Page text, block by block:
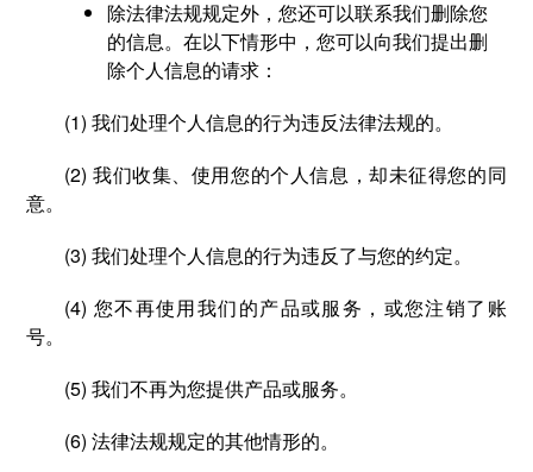
除法律法规规定外，您还可以联系我们删除您
的信息。在以下情形中，您可以向我们提出删
除个人信息的请求：
(1) 我们处理个人信息的行为违反法律法规的。
(2) 我们收集、使用您的个人信息，却未征得您的同
意。
(3) 我们处理个人信息的行为违反了与您的约定。
(4) 您不再使用我们的产品或服务，或您注销了账
号。
(5) 我们不再为您提供产品或服务。
(6) 法律法规规定的其他情形的。